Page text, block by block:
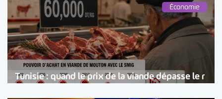
Économie
Tunisie : quand le prix de la viande dépasse le r